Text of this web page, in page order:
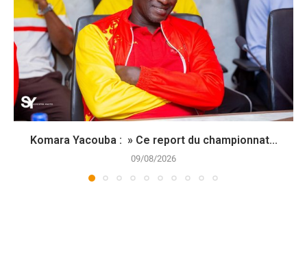
Komara Yacouba : » Ce report du championnat...
09/08/2026